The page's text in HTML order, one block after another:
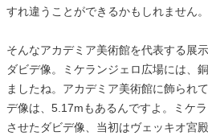
すれ違うことができるかもしれません。
そんなアカデミア美術館を代表する展
ダビデ像。ミケランジェロ広場には、
ましたね。アカデミア美術館に飾られ
デ像は、5.17mもあるんですよ。ミケ
させたダビデ像、当初はヴェッキオ宮